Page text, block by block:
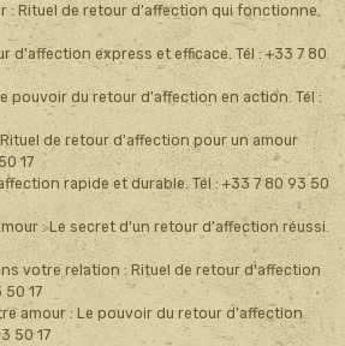
: Rituel de retour d'affection qui fonctionne.
d'affection express et efficace. Tél : +33 7 80
pouvoir du retour d'affection en action. Tél :
de retour d'affection pour un amour
17
rapide et durable. Tél : +33 7 80 93 50
: Le secret d'un retour d'affection réussi.
votre relation : Rituel de retour d'affection
50 17
amour : Le pouvoir du retour d'affection
50 17